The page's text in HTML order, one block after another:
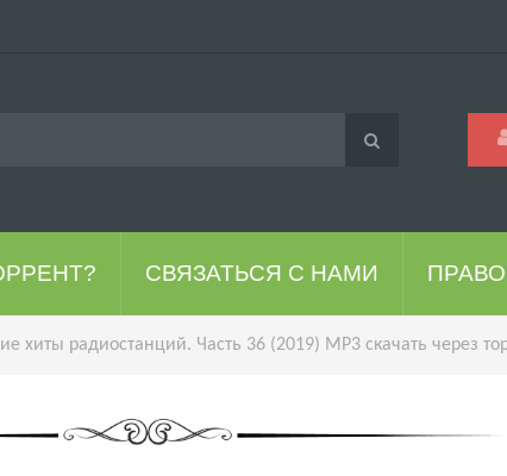
СВЯЗАТЬСЯ С НАМИ
хиты радиостанций. Часть 36 (2019) MP3 скачать через